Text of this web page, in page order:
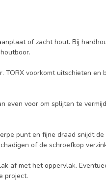
of zacht hout. Bij
TORX voorkomt uitschieten en
even voor om splijten te
punt en fijne draad snijdt
of de schroefkop
af met het oppervlak.
project.